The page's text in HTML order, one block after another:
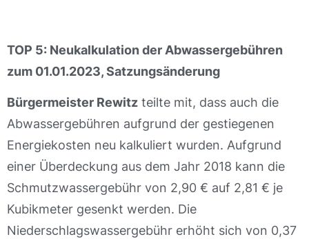
TOP 5: Neukalkulation der Abwassergebühren
zum 01.01.2023, Satzungsänderung
Bürgermeister Rewitz teilte mit, dass auch die
Abwassergebühren aufgrund der gestiegenen
Energiekosten neu kalkuliert wurden. Aufgrund
einer Überdeckung aus dem Jahr 2018 kann die
Schmutzwassergebühr von 2,90 € auf 2,81 € je
Kubikmeter gesenkt werden. Die
Niederschlagswassergebühr erhöht sich von 0,37